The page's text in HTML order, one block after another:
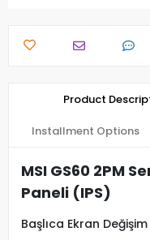
Product
Installment Options
MSI GS60 2PM
Paneli (IPS)
Başlıca Ekran